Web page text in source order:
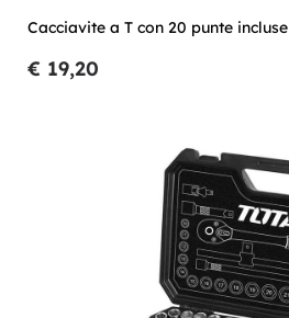
Cacciavite a T con 20 punte incluse
€ 19,20